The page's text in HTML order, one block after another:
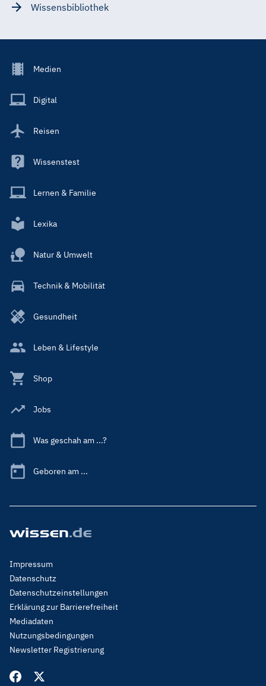
Wissensbibliothek
Footer
Main
Medien
Digital
Reisen
Wissenstest
Lernen & Familie
Lexika
Natur & Umwelt
Technik & Mobilität
Gesundheit
Leben & Lifestyle
Shop
Jobs
Was geschah am ...?
Geboren am ...
Footer
Menu
Legal
Impressum
Datenschutz
Datenschutzeinstellungen
Erklärung zur Barrierefreiheit
Mediadaten
Nutzungsbedingungen
Newsletter Registrierung